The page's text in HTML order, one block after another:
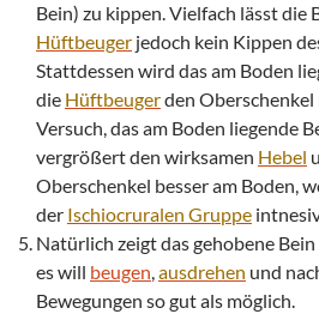
Bein) zu kippen. Vielfach lässt die
Hüftbeuger jedoch kein Kippen
Stattdessen wird das am Boden
die Hüftbeugerden Oberschenkel
Versuch, das am Boden liegende
vergrößert den wirksamen Hebel
Oberschenkel besser am Boden,
der Ischiocruralen Gruppe
Natürlich zeigt das gehobene
es will beugen,ausdrehen und
Bewegungen so gut als möglich.